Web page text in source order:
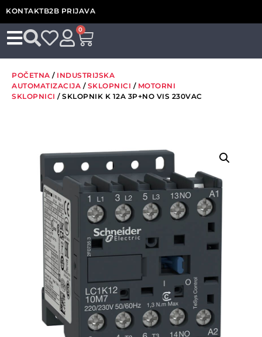
KONTAKTB2B PRIJAVA
0
POČETNA / INDUSTRIJSKA
AUTOMATIZACIJA / SKLOPNICI / MOTORNI
SKLOPNICI / SKLOPNIK K 12A 3P+NO VIS 230VAC